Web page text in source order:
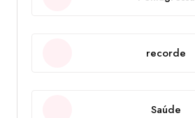
recorde
Saúde